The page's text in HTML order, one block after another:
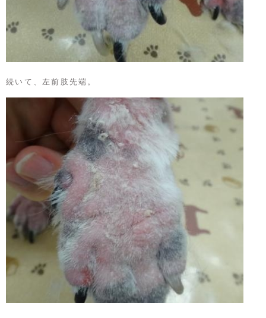
続いて、左前肢先端。